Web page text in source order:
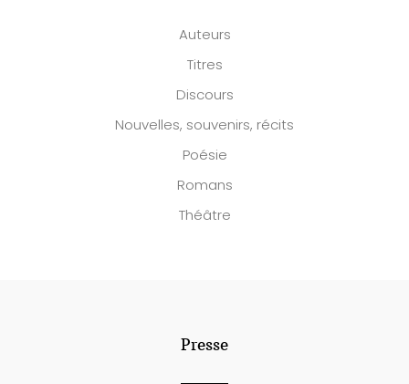
Auteurs
Titres
Discours
Nouvelles, souvenirs, récits
Poésie
Romans
Théâtre
Presse